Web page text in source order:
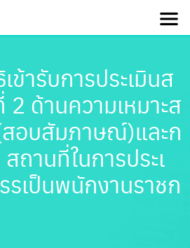
ข้ารับการประเมินส
2 ด้านความเหมาะส
อบสัมภาษณ์)และก
ถานที่ในการประเ
รเป็นพนักงานราชก